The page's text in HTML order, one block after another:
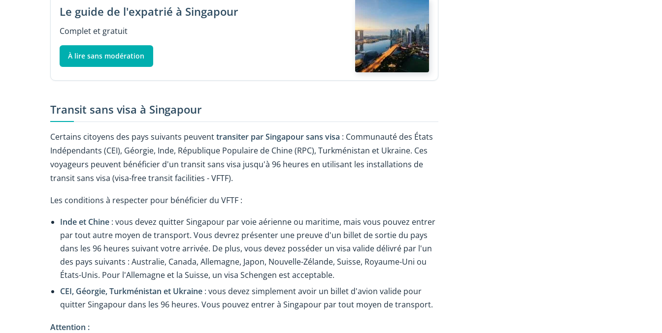
Le guide de l'expatrié à Singapour
Complet et gratuit
À lire sans modération
Transit sans visa à Singapour
Certains citoyens des pays suivants peuventtransiter par Singapour sans visa : Communauté des États
Indépendants (CEI), Géorgie, Inde, République Populaire de Chine (RPC), Turkménistan et Ukraine. Ces
voyageurs peuvent bénéficier d'un transit sans visa jusqu'à 96 heures en utilisant les installations de
transit sans visa (visa-free transit facilities - VFTF).
Les conditions à respecter pour bénéficier du VFTF :
Inde et Chine : vous devez quitter Singapour par voie aérienne ou maritime, mais vous pouvez entrer
par tout autre moyen de transport. Vous devrez présenter une preuve d'un billet de sortie du pays
dans les 96 heures suivant votre arrivée. De plus, vous devez posséder un visa valide délivré par l'un
des pays suivants : Australie, Canada, Allemagne, Japon, Nouvelle-Zélande, Suisse, Royaume-Uni ou
États-Unis. Pour l'Allemagne et la Suisse, un visa Schengen est acceptable.
CEI, Géorgie, Turkménistan et Ukraine : vous devez simplement avoir un billet d'avion valide pour
quitter Singapour dans les 96 heures. Vous pouvez entrer à Singapour par tout moyen de transport.
Attention :